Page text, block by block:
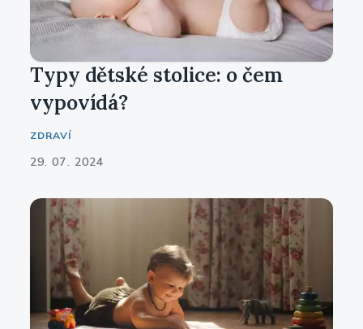
Typy dětské stolice: o čem
vypovídá?
ZDRAVÍ
29. 07. 2024